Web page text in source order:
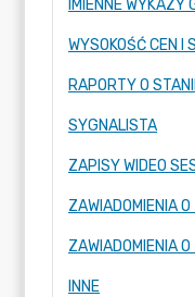
SYGNALISTA
INNE